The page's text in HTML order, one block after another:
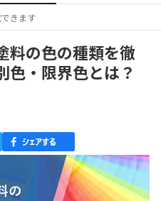
きます
料の色の種類を徹
色・限界色とは？